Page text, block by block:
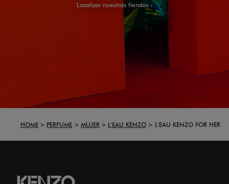
Localizar nuestras tiendas
HOME PERFUME MUJER L'EAU KENZO L'EAU KENZO FOR HER